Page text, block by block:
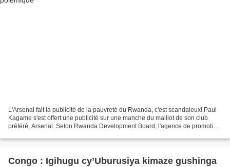
L'Arsenal fait la publicité de la pauvreté du Rwanda, c'est scandaleux! Paul
Kagame s'est offert une publicité sur une manche du maillot de son club
préféré, Arsenal. Selon Rwanda Development Board, l'agence de promotion
Congo : Igihugu cy’Uburusiya kimaze gushinga